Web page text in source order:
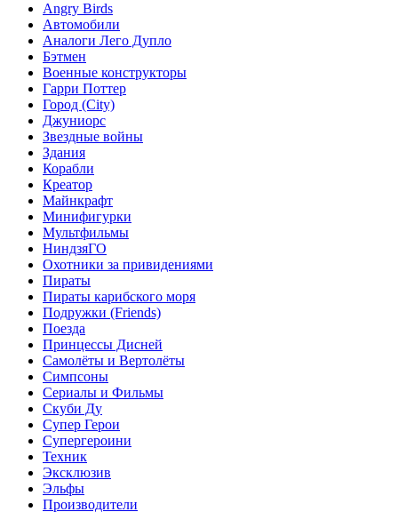
Angry Birds
Автомобили
Аналоги Лего Дупло
Бэтмен
Военные конструкторы
Гарри Поттер
Город (City)
Джуниорс
Звездные войны
Здания
Корабли
Креатор
Майнкрафт
Минифигурки
Мультфильмы
НиндзяГО
Охотники за привидениями
Пираты
Пираты карибского моря
Подружки (Friends)
Поезда
Принцессы Дисней
Самолёты и Вертолёты
Симпсоны
Сериалы и Фильмы
Скуби Ду
Супер Герои
Супергероини
Техник
Эксклюзив
Эльфы
Производители